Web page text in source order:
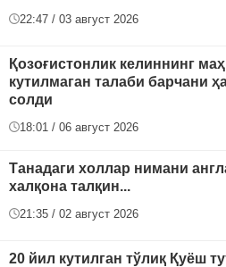
22:47 / 03 август 2026
Қозоғистонлик келиннинг
кутилмаган талаби барчани
солди
18:01 / 06 август 2026
Танадаги холлар нимани
халқона талқин...
21:35 / 02 август 2026
20 йил кутилган тўлиқ Қуёш